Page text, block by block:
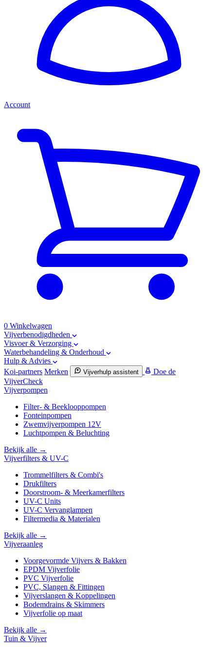
Account
0 Winkelwagen
Vijverbenodigdheden
Visvoer & Verzorging
Waterbehandeling & Onderhoud
Hulp & Advies
Koi-partners Merken Vijverhulp assistent
Doe de
VijverCheck
Vijverpompen
Filter- & Beeklooppompen
Fonteinpompen
Zwemvijverpompen 12V
Luchtpompen & Beluchting
Bekijk alle →
Vijverfilters & UV-C
Trommelfilters & Combi's
Drukfilters
Doorstroom- & Meerkamerfilters
UV-C Units
UV-C Vervanglampen
Filtermedia & Materialen
Bekijk alle →
Vijveraanleg
Voorgevormde Vijvers & Bakken
EPDM Vijverfolie
PVC Vijverfolie
PVC, Slangen & Fittingen
Vijverslangen & Koppelingen
Bodemdrains & Skimmers
Vijverfolie op maat
Bekijk alle →
Tuin & Vijver